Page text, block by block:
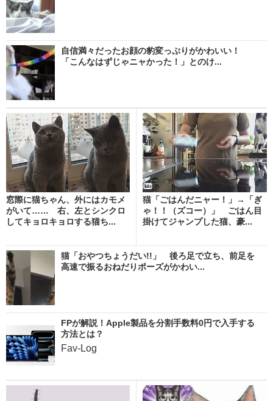
自信満々だったお顔の豹変っぷりがかわいい！
「こんなはずじゃニャかった！」とのけ...
窓際に猫ちゃん、外にはカモメ
がいて…… 右、左とシンクロ
してキョロキョロする猫ち...
猫「ごはんだニャー！」→「ぎ
ゃ！！（ズコー）」 ごはん目
掛けてジャンプした猫、豪...
猫「おやつちょうだい!!」 後ろ足で立ち、前足を
高速で振るおねだりポーズがかわい...
FPが解説！Apple製品を分割手数料0円で入手する
方法とは？
Fav-Log